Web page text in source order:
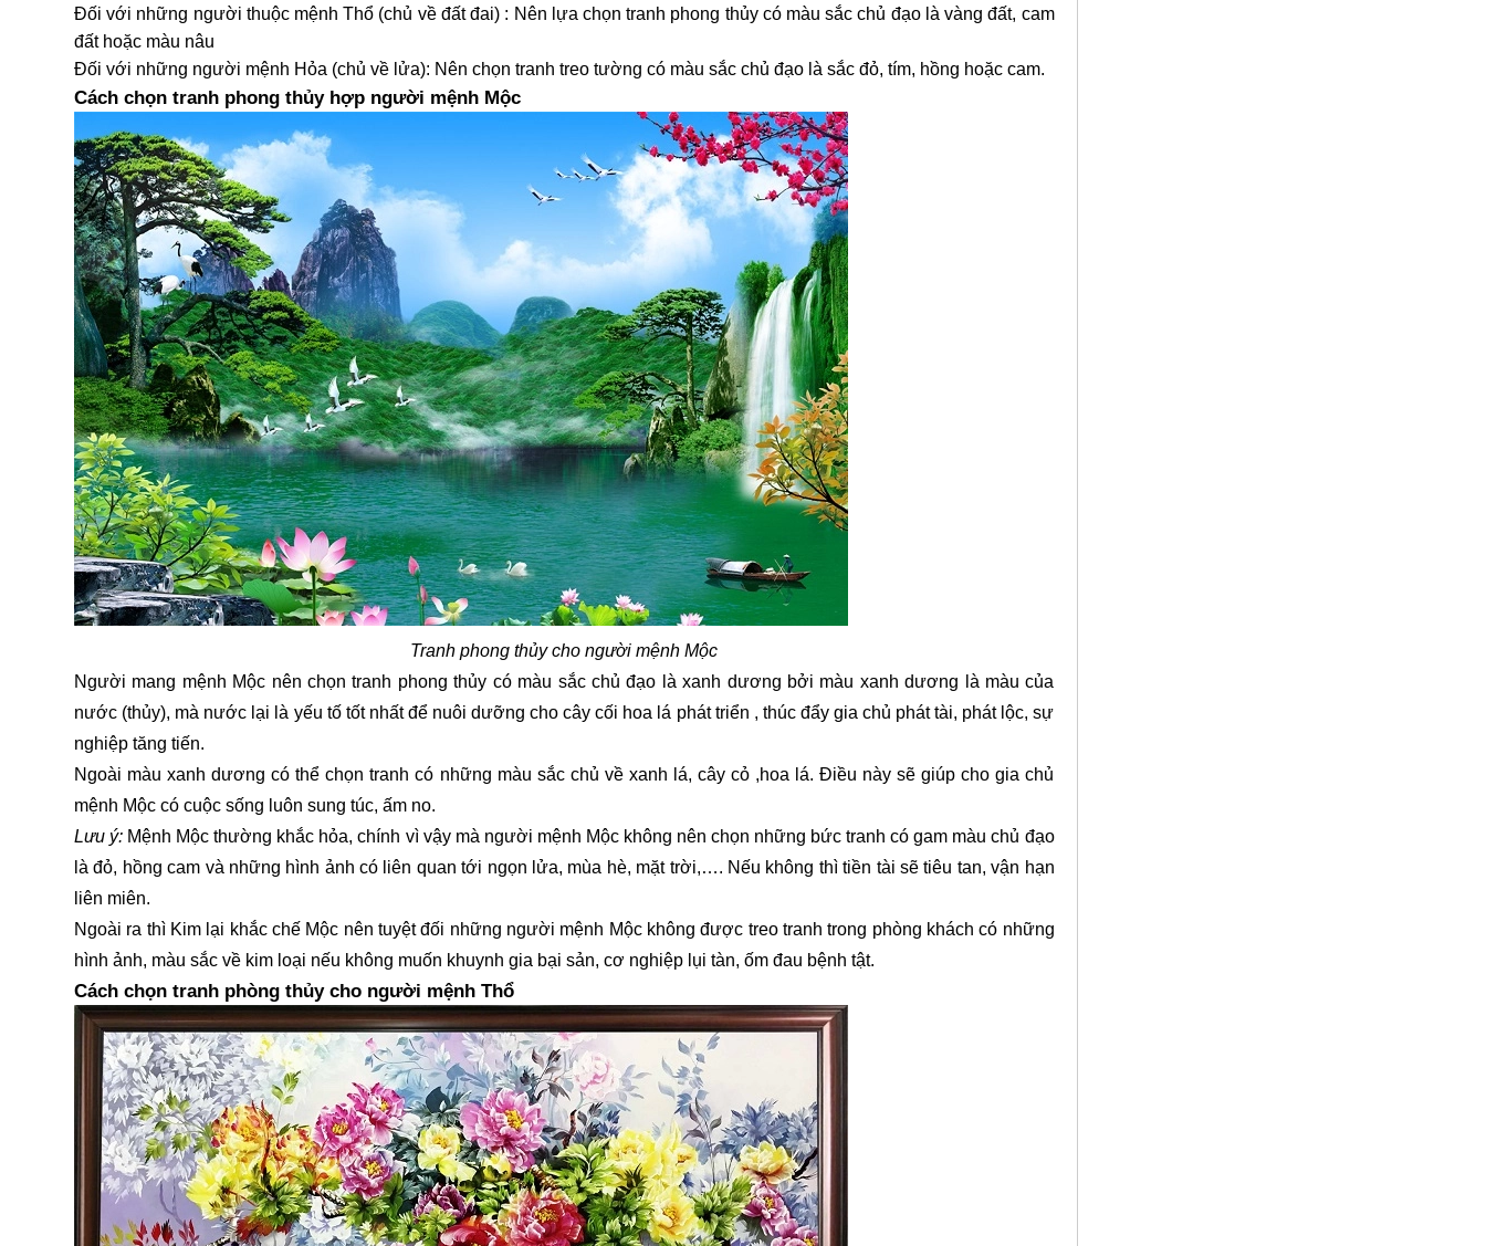
Đối với những người thuộc mệnh Thổ (chủ về đất đai) : Nên lựa chọn tranh phong thủy có màu sắc chủ đạo là vàng đất, cam
đất hoặc màu nâu
Đối với những người mệnh Hỏa (chủ về lửa): Nên chọn tranh treo tường có màu sắc chủ đạo là sắc đỏ, tím, hồng hoặc cam.
Cách chọn tranh phong thủy hợp người mệnh Mộc
Tranh phong thủy cho người mệnh Mộc
Người mang mệnh Mộc nên chọn tranh phong thủy có màu sắc chủ đạo là xanh dương bởi màu xanh dương là màu của
nước (thủy), mà nước lại là yếu tố tốt nhất để nuôi dưỡng cho cây cối hoa lá phát triển , thúc đẩy gia chủ phát tài, phát lộc, sự
nghiệp tăng tiến.
Ngoài màu xanh dương có thể chọn tranh có những màu sắc chủ về xanh lá, cây cỏ ,hoa lá. Điều này sẽ giúp cho gia chủ
mệnh Mộc có cuộc sống luôn sung túc, ấm no.
Lưu ý: Mệnh Mộc thường khắc hỏa, chính vì vậy mà người mệnh Mộc không nên chọn những bức tranh có gam màu chủ đạo
là đỏ, hồng cam và những hình ảnh có liên quan tới ngọn lửa, mùa hè, mặt trời,…. Nếu không thì tiền tài sẽ tiêu tan, vận hạn
liên miên.
Ngoài ra thì Kim lại khắc chế Mộc nên tuyệt đối những người mệnh Mộc không được treo tranh trong phòng khách có những
hình ảnh, màu sắc về kim loại nếu không muốn khuynh gia bại sản, cơ nghiệp lụi tàn, ốm đau bệnh tật.
Cách chọn tranh phòng thủy cho người mệnh Thổ